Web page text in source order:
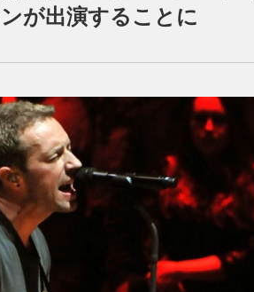
が出演することに